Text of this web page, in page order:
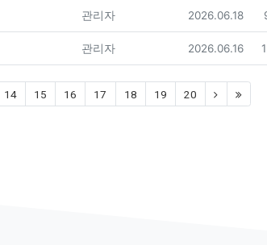
등록자
관리자 등록일
2026.06.18
등록자
관리자 등록일
2026.06.16
14 15 16 17 18 19 20 (next)(last)